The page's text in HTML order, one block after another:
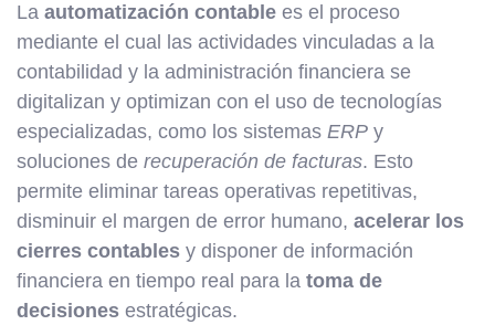
La automatización contable es el proceso
mediante el cual las actividades vinculadas a la
contabilidad y la administración financiera se
digitalizan y optimizan con el uso de tecnologías
especializadas, como los sistemas ERP y
soluciones de recuperación de facturas. Esto
permite eliminar tareas operativas repetitivas,
disminuir el margen de error humano, acelerar los
cierres contables y disponer de información
financiera en tiempo real para la toma de
decisiones estratégicas.